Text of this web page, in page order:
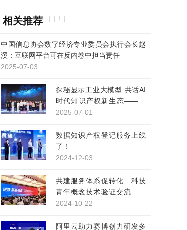
相关推荐
中国信息协会数字经济专业委员会执行会长赵
溪：互联网平台可在反内卷中担当责任
2025-07-03
探秘显示工业大模型 共话AI
时代知识产权新生态——凯
派尔走进京东方技术创新中
2025-07-01
数据知识产权登记服务上线
了！
2024-12-03
共建服务体系促转化 科技
青年概念技术验证交流展示
活动在上海举行
2024-10-22
阿里云助力赛博创力研发多